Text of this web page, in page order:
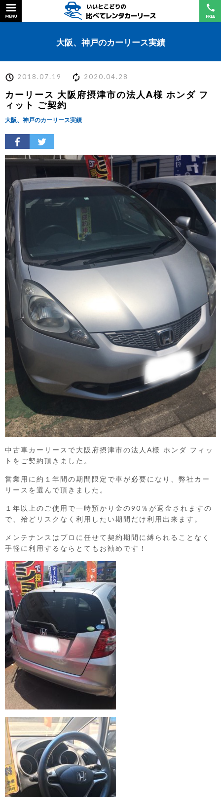
大阪、神戸のカーリース実績
2018.07.19 2020.04.28
カーリース 大阪府摂津市の法人A様 ホンダ フ
ィット ご契約
大阪、神戸のカーリース実績
中古車カーリースで大阪府摂津市の法人A様 ホンダ フィッ
トをご契約頂きました。
営業用に約１年間の期間限定で車が必要になり、弊社カー
リースを選んで頂きました。
１年以上のご使用で一時預かり金の90％が返金されますの
で、殆どリスクなく利用したい期間だけ利用出来ます。
メンテナンスはプロに任せて契約期間に縛られることなく
手軽に利用するならとてもお勧めです！